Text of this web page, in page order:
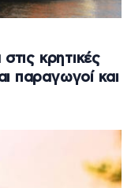
κρητικές
παραγωγοί και